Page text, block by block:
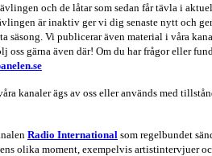
och de låtar som sedan får tävla i
är inaktiv ger vi dig senaste nytt och
säsong. Vi publicerar även material i våra
oss gärna även där! Om du har frågor eller
kanaler ägs av oss eller används med
Radio International som regelbundet
olika moment, exempelvis artistintervjuer